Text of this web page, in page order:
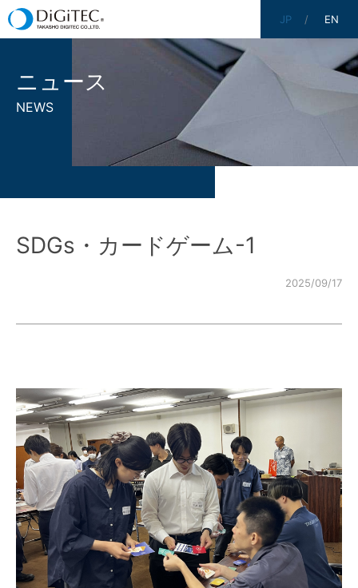
JP EN
ニュース
NEWS
SDGs・カードゲーム-1
2025/09/17